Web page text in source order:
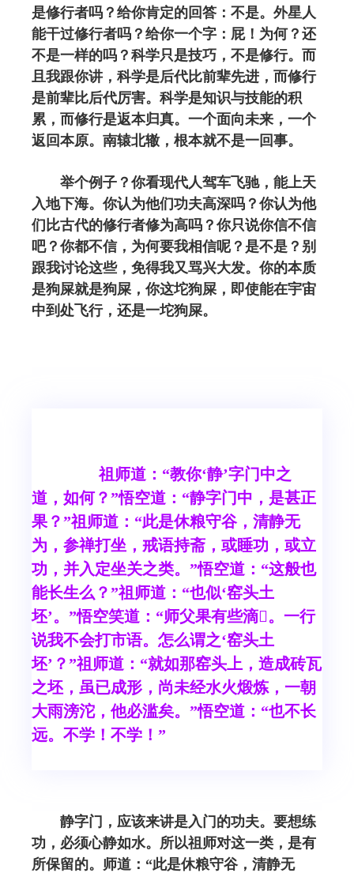
是修行者吗？给你肯定的回答：不是。外星人
能干过修行者吗？给你一个字：屁！为何？还
不是一样的吗？科学只是技巧，不是修行。而
且我跟你讲，科学是后代比前辈先进，而修行
是前辈比后代厉害。科学是知识与技能的积
累，而修行是返本归真。一个面向未来，一个
返回本原。南辕北辙，根本就不是一回事。
举个例子？你看现代人驾车飞驰，能上天
入地下海。你认为他们功夫高深吗？你认为他
们比古代的修行者修为高吗？你只说你信不信
吧？你都不信，为何要我相信呢？是不是？别
跟我讨论这些，免得我又骂兴大发。你的本质
是狗屎就是狗屎，你这坨狗屎，即使能在宇宙
中到处飞行，还是一坨狗屎。
祖师道：“教你‘静’字门中之
道，如何？”悟空道：“静字门中，是甚正
果？”祖师道：“此是休粮守谷，清静无
为，参禅打坐，戒语持斋，或睡功，或立
功，并入定坐关之类。”悟空道：“这般也
能长生么？”祖师道：“也似‘窑头土
坯’。”悟空笑道：“师父果有些滴。一行
说我不会打市语。怎么谓之‘窑头土
坯’？”祖师道：“就如那窑头上，造成砖瓦
之坯，虽已成形，尚未经水火煅炼，一朝
大雨滂沱，他必滥矣。”悟空道：“也不长
远。不学！不学！”
静字门，应该来讲是入门的功夫。要想练
功，必须心静如水。所以祖师对这一类，是有
所保留的。师道：“此是休粮守谷，清静无